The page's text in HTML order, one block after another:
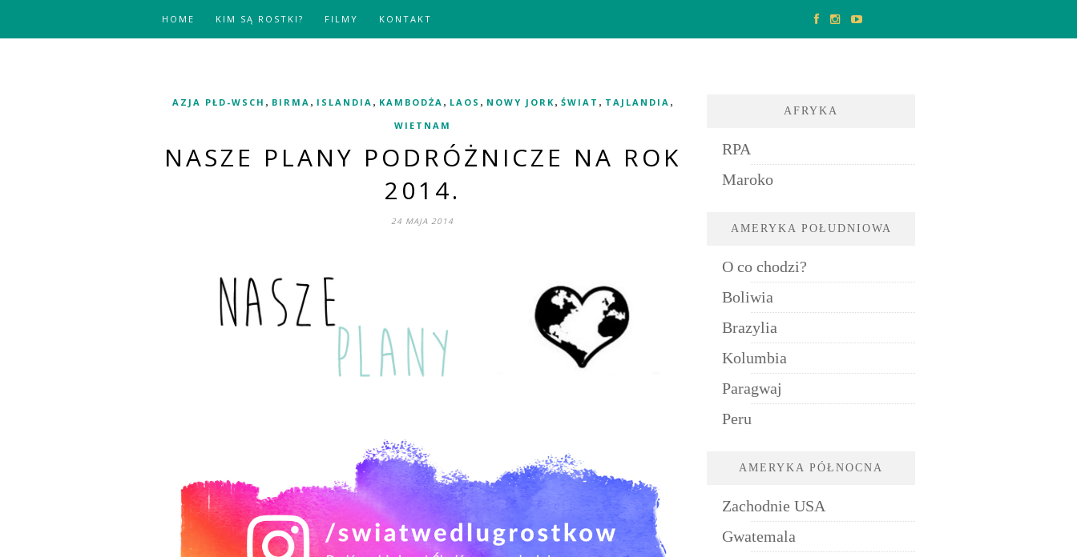
HOME KIM SĄ ROSTKI? FILMY KONTAKT
AZJA PŁD-WSCH , BIRMA , ISLANDIA , KAMBODŻA , LAOS , NOWY JORK , ŚWIAT , TAJLANDIA ,
WIETNAM
NASZE PLANY PODRÓŻNICZE NA ROK
2014.
24 MAJA 2014
AFRYKA
RPA
Maroko
AMERYKA POŁUDNIOWA
O co chodzi?
Boliwia
Brazylia
Kolumbia
Paragwaj
Peru
AMERYKA PÓŁNOCNA
Zachodnie USA
Gwatemala